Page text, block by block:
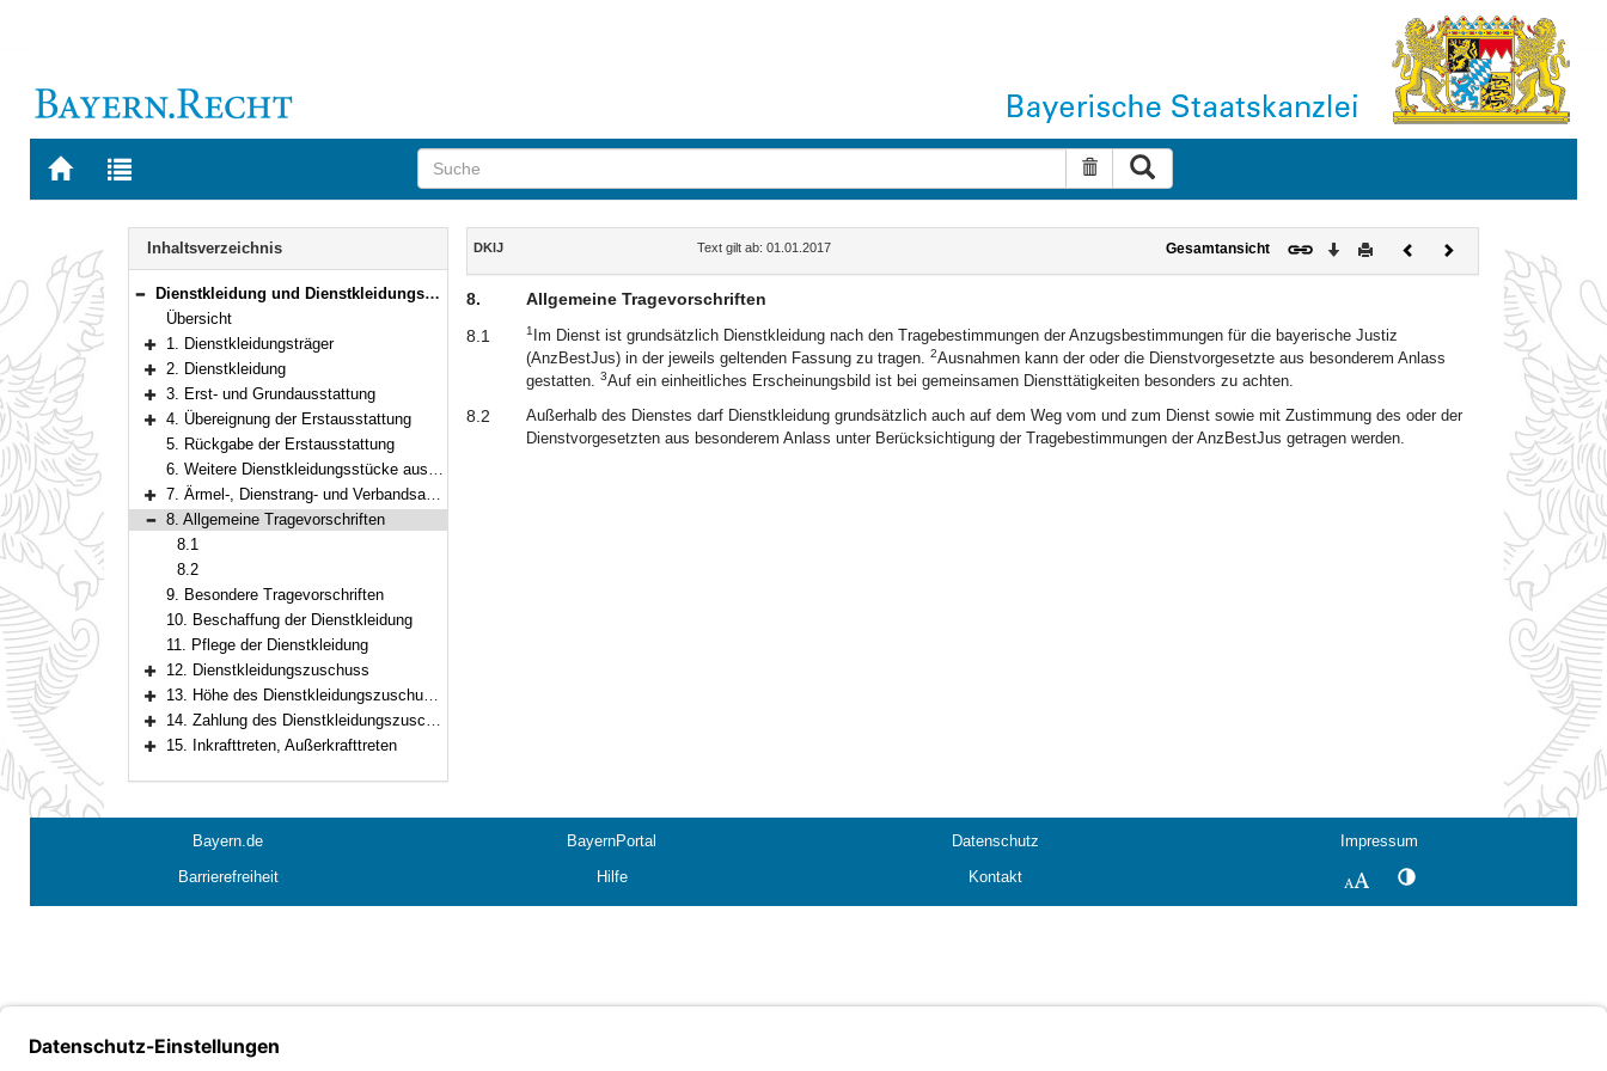
Zur
BAYERN.RECHT
Zur
letzten
Suche zurücksetzen
Navigation
Inhaltsverzeichnis
Bereich reduzieren
Dienstkleidung und Dienstkleidungszuschuss für Justizbedienstete
Übersicht
Bereich erweitern
1. Dienstkleidungsträger
Bereich erweitern
2. Dienstkleidung
Bereich erweitern
3. Erst- und Grundausstattung
Bereich erweitern
4. Übereignung der Erstausstattung
5. Rückgabe der Erstausstattung
6. Weitere Dienstkleidungsstücke aus dem Ergänzungssortiment
Bereich erweitern
7. Ärmel-, Dienstrang- und Verbandsabzeichen
Bereich reduzieren
8. Allgemeine Tragevorschriften
8.1
8.2
9. Besondere Tragevorschriften
10. Beschaffung der Dienstkleidung
11. Pflege der Dienstkleidung
Bereich erweitern
12. Dienstkleidungszuschuss
Bereich erweitern
13. Höhe des Dienstkleidungszuschusses
Bereich erweitern
14. Zahlung des Dienstkleidungszuschusses
15. Inkrafttreten, Außerkrafttreten
Inhalt
DKlJ Text gilt ab: 01.01.2017 Gesamtansicht Download
DruckenVorherigesNächstes
Dokument
8.
Allgemeine Tragevorschriften
8.1
1 Im Dienst ist grundsätzlich Dienstkleidung nach den Tragebestimmungen der Anzugsbestimmungen für die bayerische Justiz
(AnzBestJus) in der jeweils geltenden Fassung zu tragen. 2Ausnahmen kann der oder die Dienstvorgesetzte aus besonderem Anlass
gestatten. 3Auf ein einheitliches Erscheinungsbild ist bei gemeinsamen Diensttätigkeiten besonders zu achten.
8.2
Außerhalb des Dienstes darf Dienstkleidung grundsätzlich auch auf dem Weg vom und zum Dienst sowie mit Zustimmung des oder der
Dienstvorgesetzten aus besonderem Anlass unter Berücksichtigung der Tragebestimmungen der AnzBestJus getragen werden.
Bayern.de BayernPortal Datenschutz
Impressum
Barrierefreiheit
Hilfe Kontakt SchriftgrößeKontrastwechsel